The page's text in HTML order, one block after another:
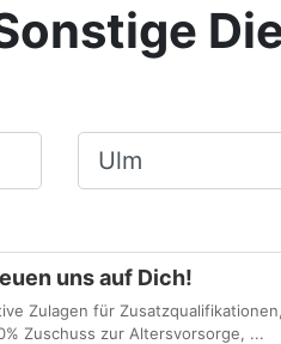
Ort, Stadt
uns auf Dich!
Zulagen für
Zuschuss zur Altersvorsorge, ...